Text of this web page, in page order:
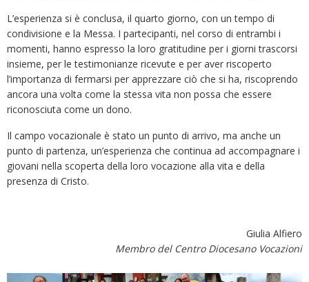
L’esperienza si è conclusa, il quarto giorno, con un tempo di
condivisione e la Messa. I partecipanti, nel corso di entrambi i
momenti, hanno espresso la loro gratitudine per i giorni trascorsi
insieme, per le testimonianze ricevute e per aver riscoperto
l’importanza di fermarsi per apprezzare ciò che si ha, riscoprendo
ancora una volta come la stessa vita non possa che essere
riconosciuta come un dono.
Il campo vocazionale è stato un punto di arrivo, ma anche un
punto di partenza, un’esperienza che continua ad accompagnare i
giovani nella scoperta della loro vocazione alla vita e della
presenza di Cristo.
Giulia Alfiero
Membro del Centro Diocesano Vocazioni